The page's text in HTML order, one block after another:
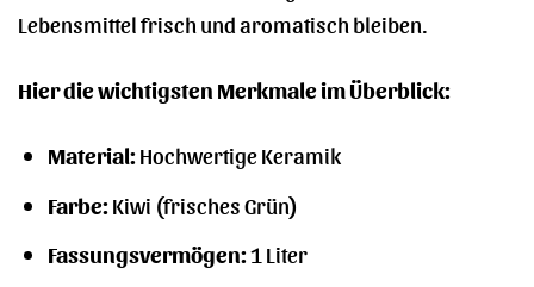
Lebensmittel frisch und aromatisch bleiben.
Hier die wichtigsten Merkmale im Überblick:
Material:Hochwertige Keramik
Farbe:Kiwi (frisches Grün)
Fassungsvermögen:1 Liter